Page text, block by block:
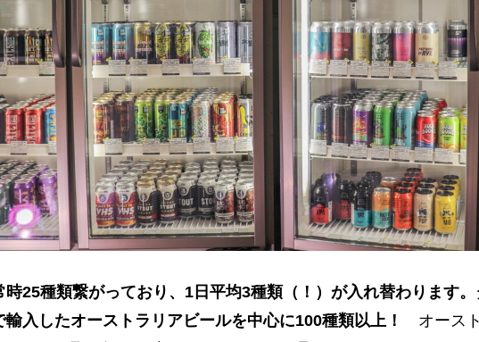
時25種類繋がっており、1日平均3種類（！）が入れ替わります
輸入したオーストラリアビールを中心に100種類以上！
オース